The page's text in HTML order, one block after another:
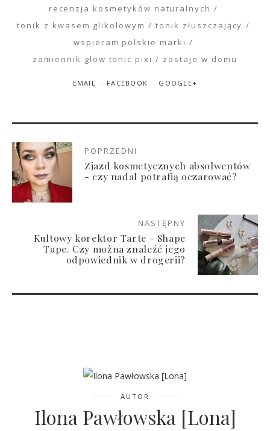
recenzja kosmetyków naturalnych
tonik z kwasem glikolowym
tonik złuszczający
wspieram polskie marki
zamiennik glow tonic pixi
zostaje w domu
EMAIL FACEBOOK GOOGLE+
POPRZEDNI
Zjazd kosmetycznych absolwentów
- czy nadal potrafią oczarować?
NASTĘPNY
Kultowy korektor Tarte - Shape
Tape. Czy można znaleźć jego
odpowiednik w drogerii?
AUTOR
Ilona Pawłowska [Lona]